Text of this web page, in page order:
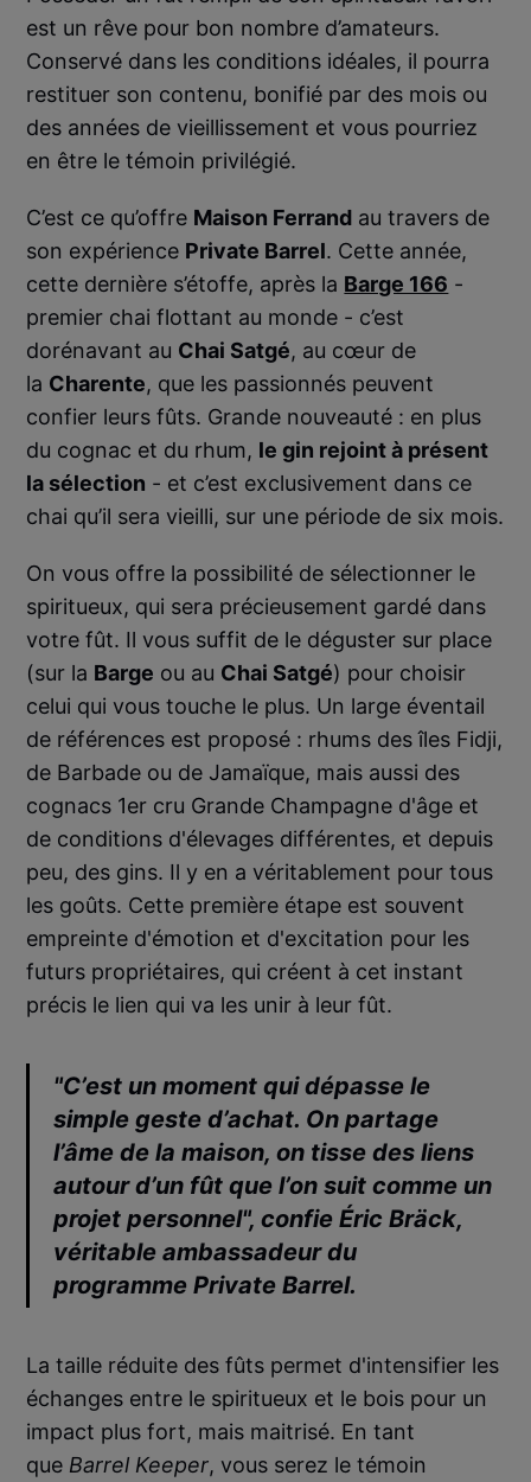
est un rêve pour bon nombre d’amateurs.
Conservé dans les conditions idéales, il pourra
restituer son contenu, bonifié par des mois ou
des années de vieillissement et vous pourriez
en être le témoin privilégié.
C’est ce qu’offre Maison Ferrand au travers de
son expérience Private Barrel. Cette année,
cette dernière s’étoffe, après la Barge 166 -
premier chai flottant au monde - c’est
dorénavant au Chai Satgé, au cœur de
la Charente, que les passionnés peuvent
confier leurs fûts. Grande nouveauté : en plus
du cognac et du rhum, le gin rejoint à présent
la sélection - et c’est exclusivement dans ce
chai qu’il sera vieilli, sur une période de six mois.
On vous offre la possibilité de sélectionner le
spiritueux, qui sera précieusement gardé dans
votre fût. Il vous suffit de le déguster sur place
(sur la Barge ou au Chai Satgé) pour choisir
celui qui vous touche le plus. Un large éventail
de références est proposé : rhums des îles Fidji,
de Barbade ou de Jamaïque, mais aussi des
cognacs 1er cru Grande Champagne d'âge et
de conditions d'élevages différentes, et depuis
peu, des gins. Il y en a véritablement pour tous
les goûts. Cette première étape est souvent
empreinte d'émotion et d'excitation pour les
futurs propriétaires, qui créent à cet instant
précis le lien qui va les unir à leur fût.
"C’est un moment qui dépasse le
simple geste d’achat. On partage
l’âme de la maison, on tisse des liens
autour d’un fût que l’on suit comme un
projet personnel", confie Éric Bräck,
véritable ambassadeur du
programme Private Barrel.
La taille réduite des fûts permet d'intensifier les
échanges entre le spiritueux et le bois pour un
impact plus fort, mais maitrisé. En tant
que Barrel Keeper, vous serez le témoin